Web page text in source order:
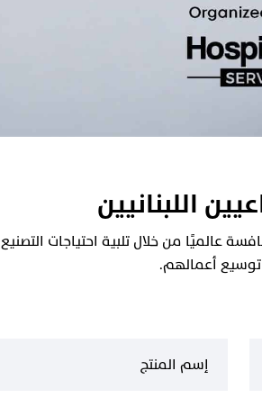
اللبنانيين
عالميًا من خلال تلبية احتياجات التصنيع
توسيع أعمالهم.